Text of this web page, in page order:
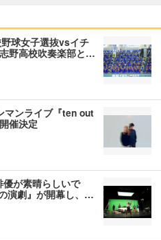
球女子選抜vsイチ
野高校吹奏楽部と…
マンライブ『ten out
催決定
が素晴らしいで
演劇』が開幕し、…